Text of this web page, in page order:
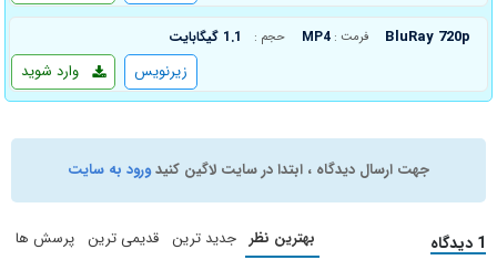
BluRay 720p فرمت : MP4 حجم : 1.1 گیگابایت
وارد شوید زیرنویس
جهت ارسال دیدگاه ، ابتدا در سایت لاگین کنیدورود به سایت
1 دیدگاه بهترین نظر جدید ترین قدیمی ترین پرسش ها